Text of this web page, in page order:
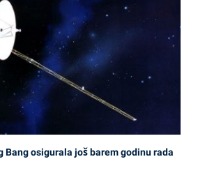
Bang osigurala još barem godinu rada